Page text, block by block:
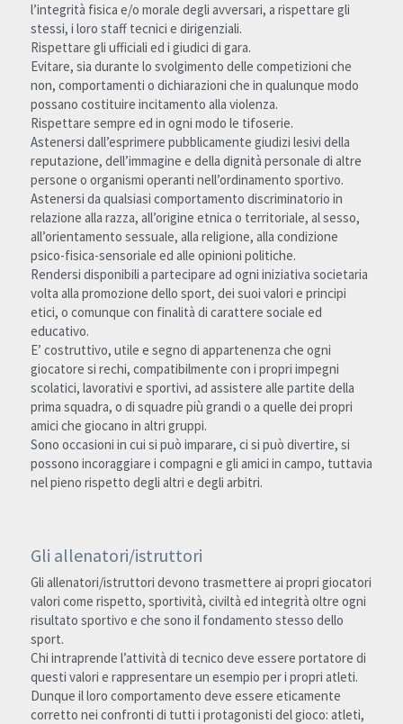
l’integrità fisica e/o morale degli avversari, a rispettare gli
stessi, i loro staff tecnici e dirigenziali.
Rispettare gli ufficiali ed i giudici di gara.
Evitare, sia durante lo svolgimento delle competizioni che
non, comportamenti o dichiarazioni che in qualunque modo
possano costituire incitamento alla violenza.
Rispettare sempre ed in ogni modo le tifoserie.
Astenersi dall’esprimere pubblicamente giudizi lesivi della
reputazione, dell’immagine e della dignità personale di altre
persone o organismi operanti nell’ordinamento sportivo.
Astenersi da qualsiasi comportamento discriminatorio in
relazione alla razza, all’origine etnica o territoriale, al sesso,
all’orientamento sessuale, alla religione, alla condizione
psico-fisica-sensoriale ed alle opinioni politiche.
Rendersi disponibili a partecipare ad ogni iniziativa societaria
volta alla promozione dello sport, dei suoi valori e principi
etici, o comunque con finalità di carattere sociale ed
educativo.
E’ costruttivo, utile e segno di appartenenza che ogni
giocatore si rechi, compatibilmente con i propri impegni
scolatici, lavorativi e sportivi, ad assistere alle partite della
prima squadra, o di squadre più grandi o a quelle dei propri
amici che giocano in altri gruppi.
Sono occasioni in cui si può imparare, ci si può divertire, si
possono incoraggiare i compagni e gli amici in campo, tuttavia
nel pieno rispetto degli altri e degli arbitri.
Gli allenatori/istruttori
Gli allenatori/istruttori devono trasmettere ai propri giocatori
valori come rispetto, sportività, civiltà ed integrità oltre ogni
risultato sportivo e che sono il fondamento stesso dello
sport.
Chi intraprende l’attività di tecnico deve essere portatore di
questi valori e rappresentare un esempio per i propri atleti.
Dunque il loro comportamento deve essere eticamente
corretto nei confronti di tutti i protagonisti del gioco: atleti,